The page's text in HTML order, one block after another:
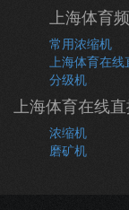
上海体育
常用浓缩机
上海体育在
分级机
上海体育在线
浓缩机
磨矿机